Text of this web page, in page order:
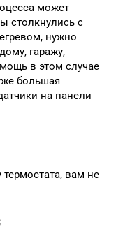
может
столкнулись с
нужно
гаражу,
в этом случае
большая
на панели
вам не